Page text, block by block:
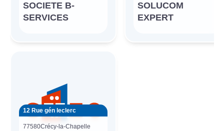
SOCIETE B-
SERVICES
SOLUCOM
EXPERT
12 Rue gén leclerc
77580Crécy-la-Chapelle